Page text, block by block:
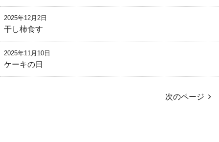
2025年12月2日
干し柿食す
2025年11月10日
ケーキの日
次のページ